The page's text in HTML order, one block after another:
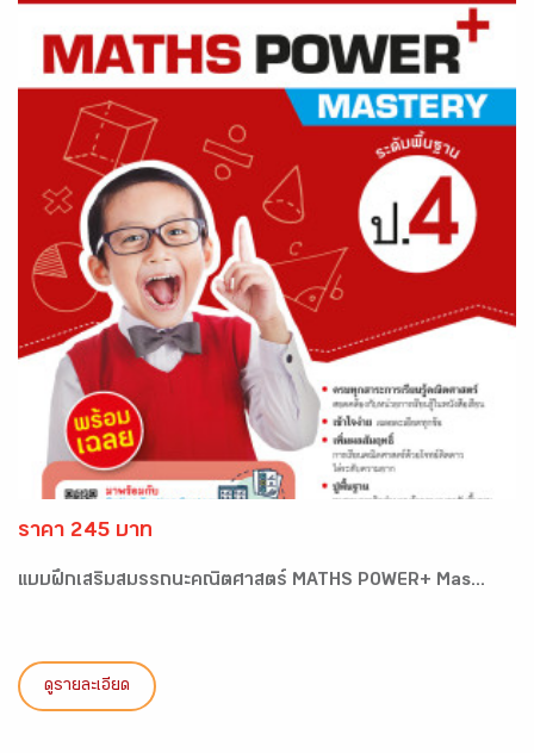
ราคา 245 บาท
แบบฝึกเสริมสมรรถนะคณิตศาสตร์ MATHS POWER+ Mas...
ดูรายละเอียด